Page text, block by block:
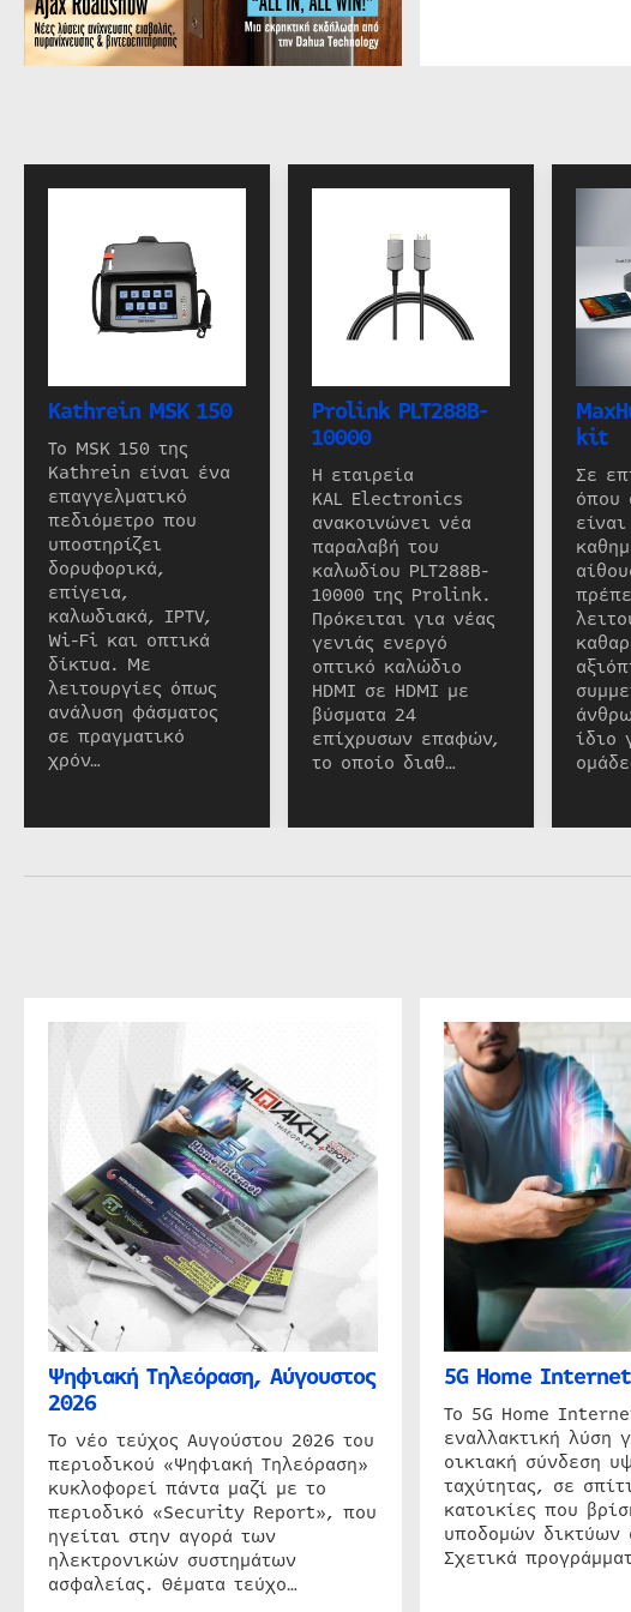
Kathrein MSK 150
Το MSK 150 της
Kathrein είναι ένα
επαγγελματικό
πεδιόμετρο που
υποστηρίζει
δορυφορικά,
επίγεια,
καλωδιακά, IPTV,
Wi-Fi και οπτικά
δίκτυα. Με
λειτουργίες όπως
ανάλυση φάσματος
σε πραγματικό
χρόν…
Prolink PLT288B-
10000
Η εταιρεία
KAL Electronics
ανακοινώνει νέα
παραλαβή του
καλωδίου PLT288B-
10000 της Prolink.
Πρόκειται για νέας
γενιάς ενεργό
οπτικό καλώδιο
HDMI σε HDMI με
βύσματα 24
επίχρυσων επαφών,
το οποίο διαθ…
kit
Σε
όπου
ίδιο
Ψηφιακή Τηλεόραση, Αύγουστος
2026
Το νέο τεύχος Αυγούστου 2026 του
περιοδικού «Ψηφιακή Τηλεόραση»
κυκλοφορεί πάντα μαζί με το
περιοδικό «Security Report», που
ηγείται στην αγορά των
ηλεκτρονικών συστημάτων
ασφαλείας. Θέματα τεύχο…
5G Home Internet
Το 5G Home
εναλλακτική λύση
οικιακή σύνδεση
ταχύτητας, σε
κατοικίες που
υποδομών δικτύων
Σχετικά